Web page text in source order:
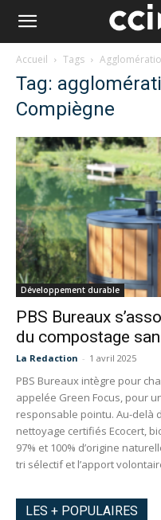
Accueil Tags
Tag:
Compiègne
Développement durable
PBS Bureaux
du compostage
La Redaction - 1 avril 2025
PBS Bureaux intègre pour
appelée Green Focus, pour
responsable pointu. Au-delà
nettoyage certifiés Ecocert,
97% et 100% d’origine
tri sélectif et l’apport
LES + POPULAIRES